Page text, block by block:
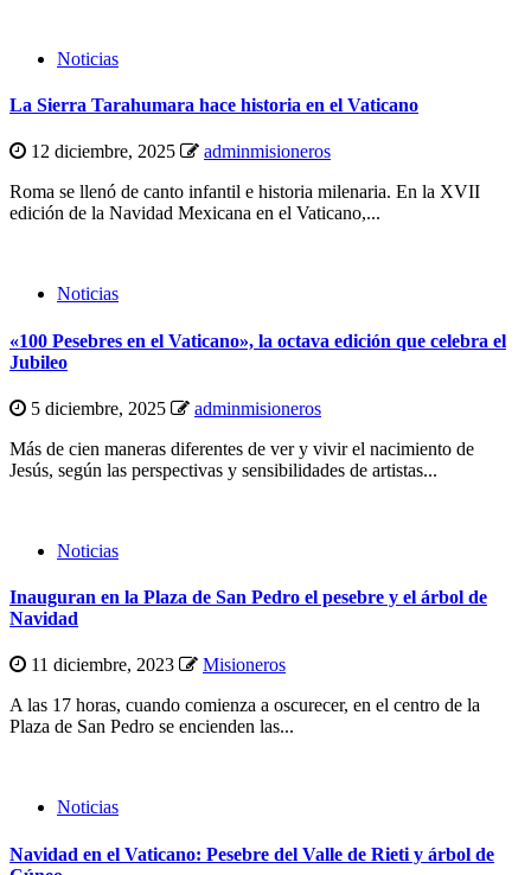
Noticias
La Sierra Tarahumara hace historia en el Vaticano
12 diciembre, 2025
adminmisioneros
Roma se llenó de canto infantil e historia milenaria. En la XVII
edición de la Navidad Mexicana en el Vaticano,...
Noticias
«100 Pesebres en el Vaticano», la octava edición que celebra el
Jubileo
5 diciembre, 2025
adminmisioneros
Más de cien maneras diferentes de ver y vivir el nacimiento de
Jesús, según las perspectivas y sensibilidades de artistas...
Noticias
Inauguran en la Plaza de San Pedro el pesebre y el árbol de
Navidad
11 diciembre, 2023
Misioneros
A las 17 horas, cuando comienza a oscurecer, en el centro de la
Plaza de San Pedro se encienden las...
Noticias
Navidad en el Vaticano: Pesebre del Valle de Rieti y árbol de